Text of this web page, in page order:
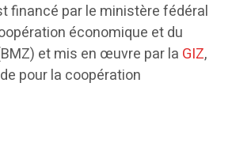
financé par le ministère fédéral
économique et du
et mis en œuvre par la GIZ,
pour la coopération